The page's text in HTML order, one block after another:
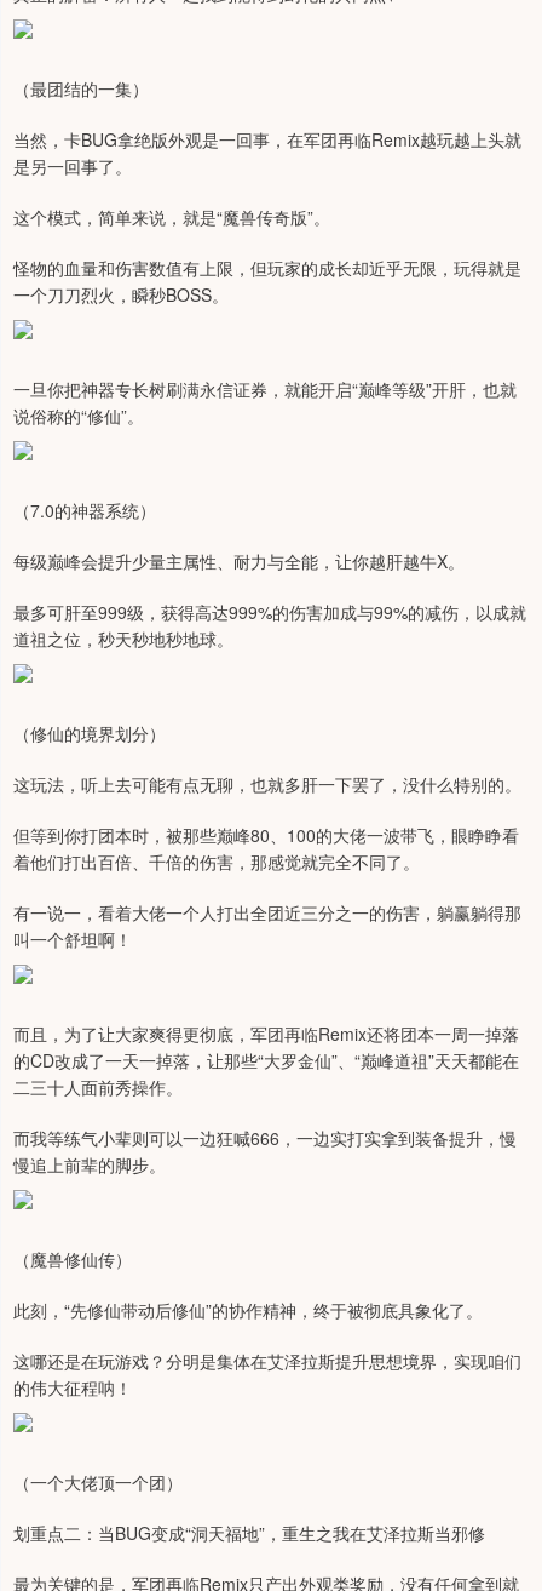
（最团结的一集）
当然，卡BUG拿绝版外观是一回事，在军团再临Remix越玩越上头就
是另一回事了。
这个模式，简单来说，就是“魔兽传奇版”。
怪物的血量和伤害数值有上限，但玩家的成长却近乎无限，玩得就是
一个刀刀烈火，瞬秒BOSS。
一旦你把神器专长树刷满永信证券，就能开启“巅峰等级”开肝，也就
说俗称的“修仙”。
（7.0的神器系统）
每级巅峰会提升少量主属性、耐力与全能，让你越肝越牛X。
最多可肝至999级，获得高达999%的伤害加成与99%的减伤，以成就
道祖之位，秒天秒地秒地球。
（修仙的境界划分）
这玩法，听上去可能有点无聊，也就多肝一下罢了，没什么特别的。
但等到你打团本时，被那些巅峰80、100的大佬一波带飞，眼睁睁看
着他们打出百倍、千倍的伤害，那感觉就完全不同了。
有一说一，看着大佬一个人打出全团近三分之一的伤害，躺赢躺得那
叫一个舒坦啊！
而且，为了让大家爽得更彻底，军团再临Remix还将团本一周一掉落
的CD改成了一天一掉落，让那些“大罗金仙”、“巅峰道祖”天天都能在
二三十人面前秀操作。
而我等练气小辈则可以一边狂喊666，一边实打实拿到装备提升，慢
慢追上前辈的脚步。
（魔兽修仙传）
此刻，“先修仙带动后修仙”的协作精神，终于被彻底具象化了。
这哪还是在玩游戏？分明是集体在艾泽拉斯提升思想境界，实现咱们
的伟大征程呐！
（一个大佬顶一个团）
划重点二：当BUG变成“洞天福地”，重生之我在艾泽拉斯当邪修
最为关键的是，军团再临Remix只产出外观类奖励，没有任何拿到就